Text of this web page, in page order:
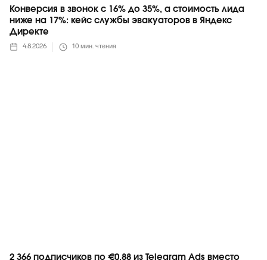
Конверсия в звонок с 16% до 35%, а стоимость лида
ниже на 17%: кейс службы эвакуаторов в Яндекс
Директе
4.8.2026 10 мин. чтения
2 366 подписчиков по €0,88 из Telegram Ads вместо